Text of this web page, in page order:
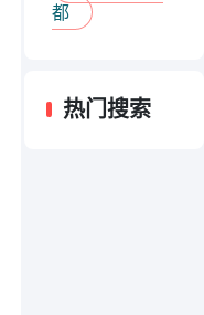
都
热门搜索